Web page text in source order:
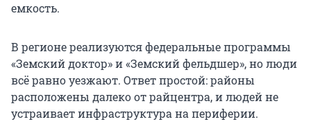
емкость.
В регионе реализуются федеральные программы
«Земский доктор» и «Земский фельдшер», но люди
всё равно уезжают. Ответ простой: районы
расположены далеко от райцентра, и людей не
устраивает инфраструктура на периферии.